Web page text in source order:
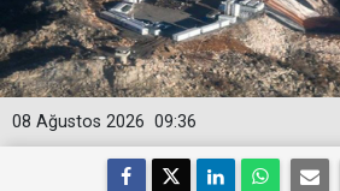
09:36
08 Ağustos 2026